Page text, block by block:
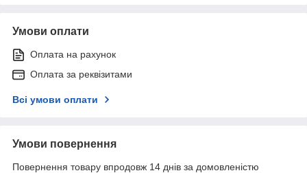
Умови оплати
Оплата на рахунок
Оплата за реквізитами
Всі умови оплати
Умови повернення
Повернення товару впродовж 14 днів за домовленістю